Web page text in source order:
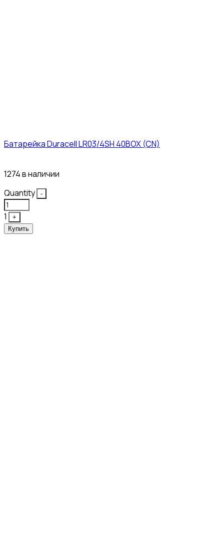
Батарейка Duracell LR03/4SH 40BOX (CN)
1274 в наличии
Quantity
-
1
+
Купить